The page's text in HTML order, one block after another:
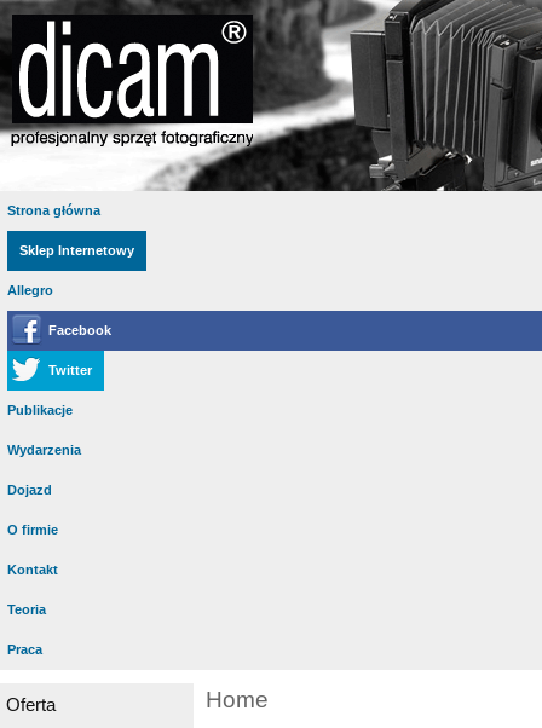
Strona główna
Sklep Internetowy
Allegro
Facebook
Twitter
Publikacje
Wydarzenia
Dojazd
O firmie
Kontakt
Teoria
Praca
Oferta Home